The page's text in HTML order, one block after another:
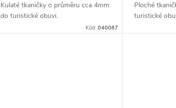
Kulaté tkaničky o průměru cca 4mm
do turistické obuvi.
Kód: 040087
Ploché
turistické